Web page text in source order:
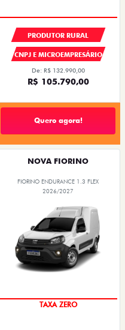
PRODUTOR RURAL
CNPJ E MICROEMPRESÁRIO
De: R$ 132.990,00
R$ 105.790,00
Quero agora!
NOVA FIORINO
FIORINO ENDURANCE 1.3 FLEX
2026/2027
TAXA ZERO